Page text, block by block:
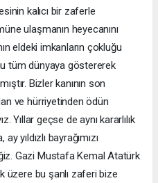
kalıcı bir zaferle
ulaşmanın heyecanını
eldeki imkanların çokluğu
tüm dünyaya göstererek
Bizler kanının son
ve hürriyetinden ödün
Yıllar geçse de aynı kararlılık
yıldızlı bayrağımızı
Gazi Mustafa Kemal Atatürk
üzere bu şanlı zaferi bize